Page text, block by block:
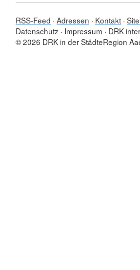
RSS-Feed Adressen Kontakt
Datenschutz
Impressum
DRK
© 2026 DRK in der StädteRegion